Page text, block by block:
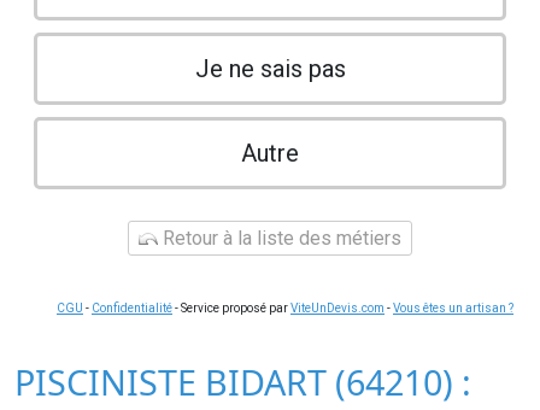
Je ne sais pas
Autre
Retour à la liste des métiers
CGU - Confidentialité- Service proposé parViteUnDevis.com -Vous êtes un artisan ?
PISCINISTE BIDART (64210) :